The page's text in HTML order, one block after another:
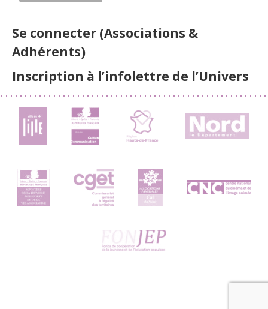
Se connecter (Associations &
Adhérents)
Inscription à l’infolettre de l’Univers